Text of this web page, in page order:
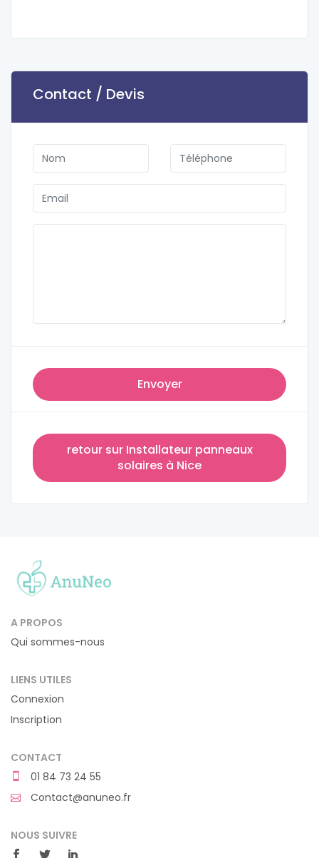
Contact / Devis
Envoyer
retour sur Installateur panneaux
solaires à Nice
A PROPOS
Qui sommes-nous
LIENS UTILES
Connexion
Inscription
CONTACT
01 84 73 24 55
Contact@anuneo.fr
NOUS SUIVRE